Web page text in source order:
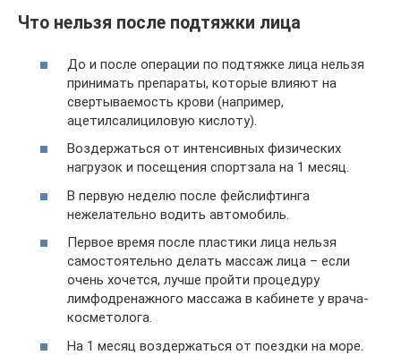
Что нельзя после подтяжки лица
До и после операции по подтяжке лица нельзя
принимать препараты, которые влияют на
свертываемость крови (например,
ацетилсалициловую кислоту).
Воздержаться от интенсивных физических
нагрузок и посещения спортзала на 1 месяц.
В первую неделю после фейслифтинга
нежелательно водить автомобиль.
Первое время после пластики лица нельзя
самостоятельно делать массаж лица – если
очень хочется, лучше пройти процедуру
лимфодренажного массажа в кабинете у врача-
косметолога.
На 1 месяц воздержаться от поездки на море.